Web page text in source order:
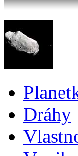
Dráhy